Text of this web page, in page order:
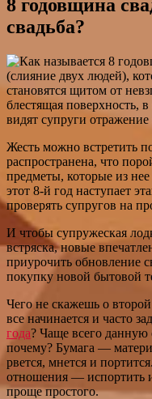
8 годовщина
свадьба?
(слияние двух людей),
становятся щитом от
блестящая поверхность,
видят супруги отражение
Жесть можно встретить
распространена, что
предметы, которые из
этот 8-й год наступает
проверять супругов на
И чтобы супружеская
встряска, новые
приурочить обновление
покупку новой бытовой
Чего не скажешь о
все начинается и часто
года? Чаще всего данную
почему? Бумага —
рвется, мнется и
отношения — испортить
проще простого.